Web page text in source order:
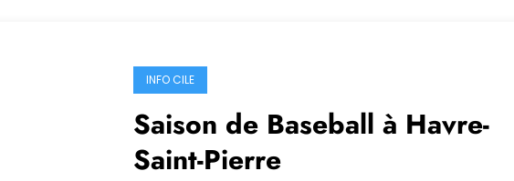
INFO CILE
Saison de Baseball à Havre-
Saint-Pierre